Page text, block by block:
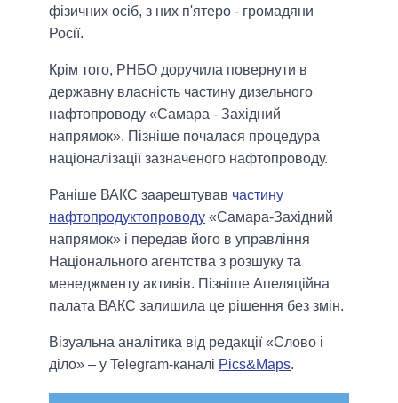
фізичних осіб, з них п'ятеро - громадяни
Росії.
Крім того, РНБО доручила повернути в
державну власність частину дизельного
нафтопроводу «Самара - Західний
напрямок». Пізніше почалася процедура
націоналізації зазначеного нафтопроводу.
Раніше ВАКС заарештував частину
нафтопродуктопроводу «Самара-Західний
напрямок» і передав його в управління
Національного агентства з розшуку та
менеджменту активів. Пізніше Апеляційна
палата ВАКС залишила це рішення без змін.
Візуальна аналітика від редакції «Слово і
діло» – у Telegram-каналі Pics&Maps.